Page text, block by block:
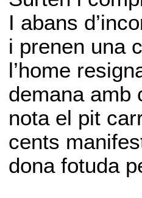
I abans
i prenen una
l’home
demana amb
nota el pit
cents
dona fotuda